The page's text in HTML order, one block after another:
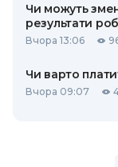
Чи можуть
результати
Вчора 13:06
Чи варто
Вчора 09:07